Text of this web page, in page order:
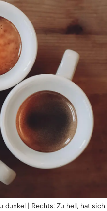
dunkel | Rechts: Zu hell, hat